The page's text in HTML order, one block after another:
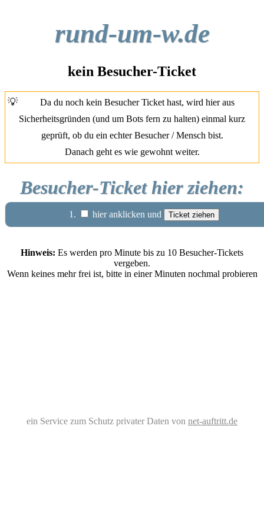
rund-um-w.de
kein Besucher-Ticket
💡
Da du noch kein Besucher Ticket hast, wird hier aus
Sicherheitsgründen (und um Bots fern zu halten) einmal kurz
geprüft, ob du ein echter Besucher / Mensch bist.
Danach geht es wie gewohnt weiter.
Besucher-Ticket hier ziehen:
1. hier anklicken und
Hinweis: Es werden pro Minute bis zu 10 Besucher-Tickets
vergeben.
Wenn keines mehr frei ist, bitte in einer Minuten nochmal probieren
ein Service zum Schutz privater Daten von net-auftritt.de